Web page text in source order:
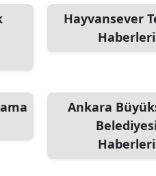
Hayvansever
Haberleri
Ankara
Belediyesi
Haberleri